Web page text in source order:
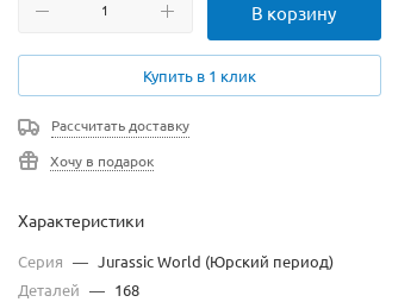
В корзину
Купить в 1 клик
Рассчитать доставку
Хочу в подарок
Характеристики
Серия — Jurassic World (Юрский период)
Деталей — 168